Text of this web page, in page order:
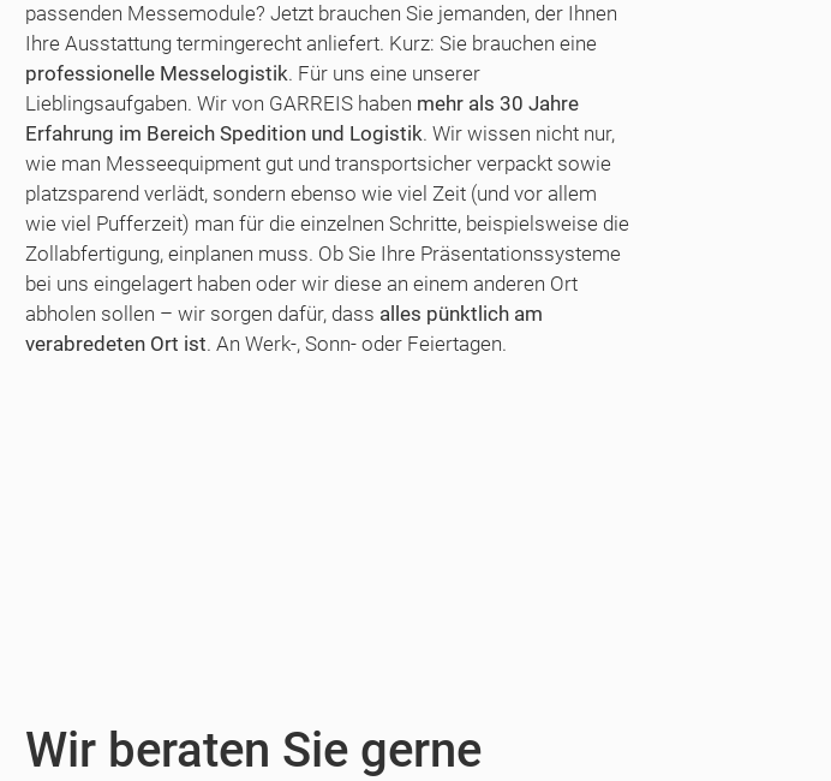
passenden Messemodule? Jetzt brauchen Sie jemanden, der Ihnen
Ihre Ausstattung termingerecht anliefert. Kurz: Sie brauchen eine
professionelle Messelogistik. Für uns eine unserer
Lieblingsaufgaben. Wir von GARREIS haben mehr als 30 Jahre
Erfahrung im Bereich Spedition und Logistik. Wir wissen nicht nur,
wie man Messeequipment gut und transportsicher verpackt sowie
platzsparend verlädt, sondern ebenso wie viel Zeit (und vor allem
wie viel Pufferzeit) man für die einzelnen Schritte, beispielsweise die
Zollabfertigung, einplanen muss. Ob Sie Ihre Präsentationssysteme
bei uns eingelagert haben oder wir diese an einem anderen Ort
abholen sollen – wir sorgen dafür, dass alles pünktlich am
verabredeten Ort ist. An Werk-, Sonn- oder Feiertagen.
Wir beraten Sie gerne